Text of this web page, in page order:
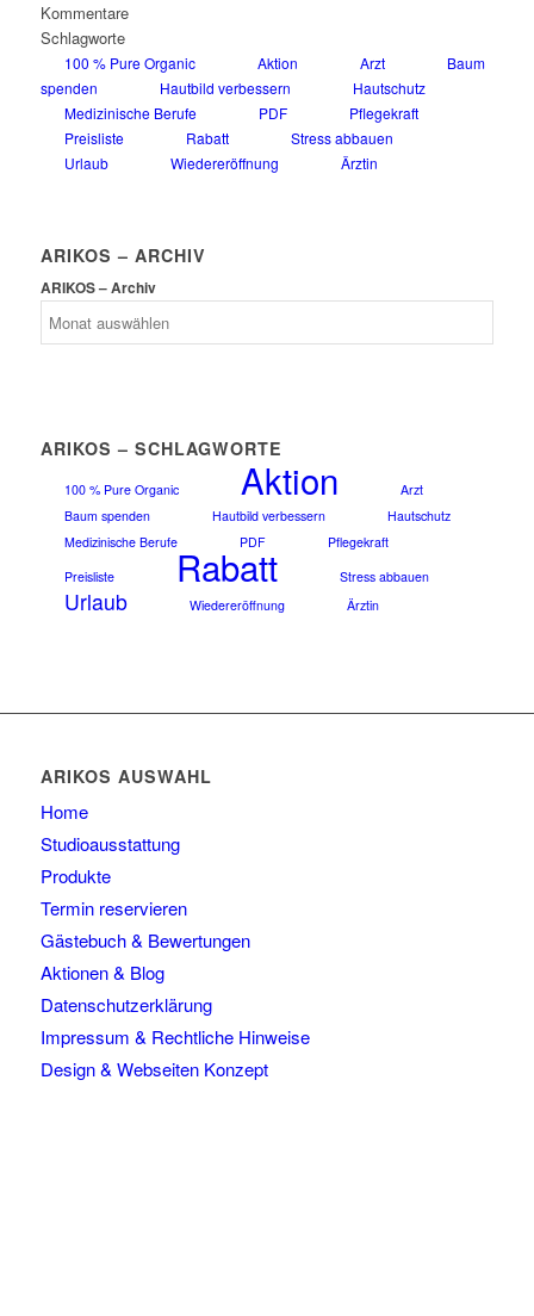
Kommentare
Schlagworte
100 % Pure Organic Aktion Arzt
Baum
spenden
Hautbild verbessern
Hautschutz
Medizinische Berufe
PDF
Pflegekraft
Preisliste
Rabatt
Stress abbauen
Urlaub
Wiedereröffnung Ärztin
ARIKOS – ARCHIV
ARIKOS – Archiv
ARIKOS – SCHLAGWORTE
100 % Pure Organic Aktion
Arzt
Baum spenden
Hautbild verbessern
Hautschutz
Medizinische Berufe
PDF
Pflegekraft
Preisliste
Rabatt Stress abbauen
Urlaub Wiedereröffnung Ärztin
ARIKOS AUSWAHL
Home
Studioausstattung
Produkte
Termin reservieren
Gästebuch & Bewertungen
Aktionen & Blog
Datenschutzerklärung
Impressum & Rechtliche Hinweise
Design & Webseiten Konzept